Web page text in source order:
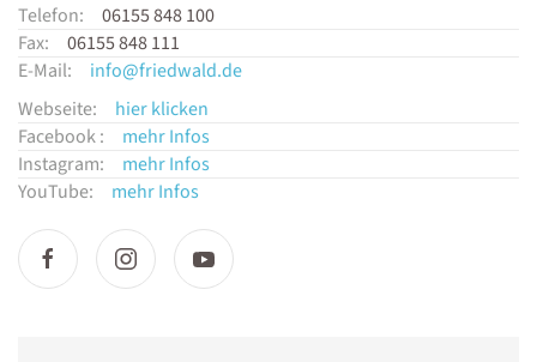
Telefon:
06155 848 100
Fax:
06155 848 111
E-Mail:
info@friedwald.de
Webseite:
hier klicken
Facebook :
mehr Infos
Instagram:
mehr Infos
YouTube:
mehr Infos